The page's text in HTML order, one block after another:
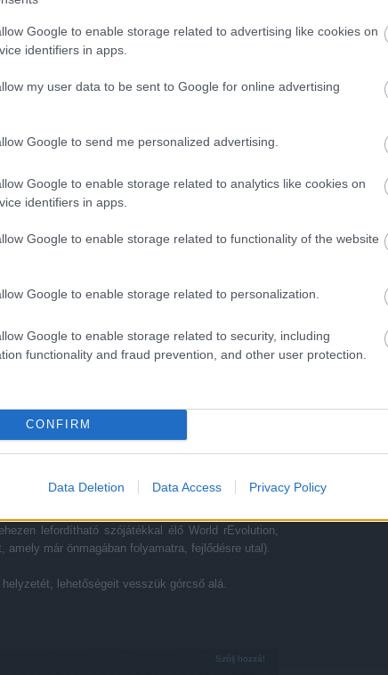
Google to enable storage related to advertising like cookies on
identifiers in apps.
my user data to be sent to Google for online advertising
Google to send me personalized advertising.
Google to enable storage related to analytics like cookies on
identifiers in apps.
Google to enable storage related to functionality of the website
Google to enable storage related to personalization.
Google to enable storage related to security, including
functionality and fraud prevention, and other user protection.
CONFIRM
Data Deletion Data Access Privacy Policy
a tömegek utcai jelenléte nem feltétlenül
miatt továbbra is fontos elem.
önmagukban megváltoztatni a fennálló hatalmi
célok közt szerepelt is. Jelentőségük abban áll,
vannak hatással, terelik figyelmüket az
irányába. Világforradalmat hirdetni tehát
klasszikus forradalom elmaradásakor valamelyest
tekintve idővel mégis igazolhatja magát
lefordítható szójátékkal élő World rEvolution,
amely már önmagában folyamatra, fejlődésre utal).
lehetőségeit vesszük górcső alá.
Szólj hozzá!